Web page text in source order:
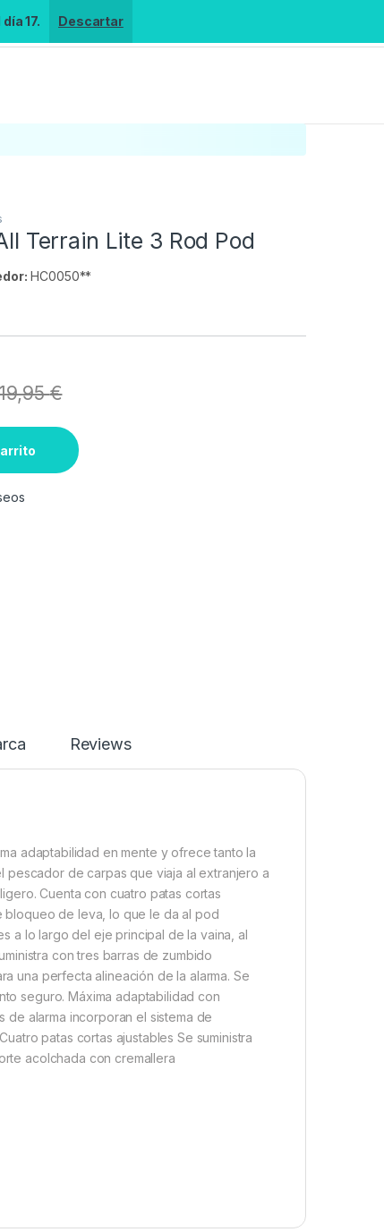
17. Descartar
Terrain Lite 3 Rod Pod
HC0050**
€
Reviews
adaptabilidad en mente y ofrece tanto la
pescador de carpas que viaja al extranjero a
Cuenta con cuatro patas cortas
bloqueo de leva, lo que le da al pod
a lo largo del eje principal de la vaina, al
con tres barras de zumbido
una perfecta alineación de la alarma. Se
seguro. Máxima adaptabilidad con
de alarma incorporan el sistema de
patas cortas ajustables Se suministra
acolchada con cremallera